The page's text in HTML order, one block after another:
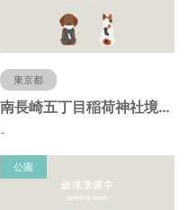
東京都
南長崎五丁目稲荷神社境内仮児童遊園（東京都豊島区）
-
公園